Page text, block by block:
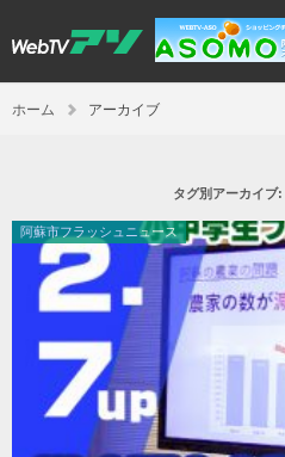
ホーム アーカイブ
タグ別アーカイブ:
阿蘇市フラッシュニュース